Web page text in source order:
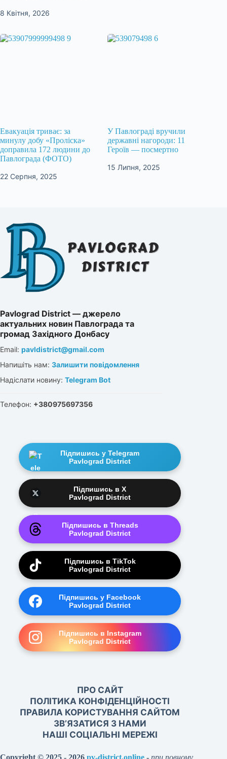
8 Квітня, 2026
Евакуація триває: за
минулу добу «Проліска»
доправила 172 людини до
Павлограда (ФОТО)
22 Серпня, 2025
У Павлограді вручили
державні нагороди: 11
Героїв — посмертно
15 Липня, 2025
Pavlograd District — джерело
актуальних новин Павлограда та
громад Західного Донбасу
Email: pavldistrict@gmail.com
Напишіть нам: Залишити повідомлення
Надіслати новину: Telegram Bot
Телефон: +380975697356
Підпишись у Telegram
Pavlograd District
Підпишись в X
Pavlograd District
Підпишись в Threads
Pavlograd District
Підпишись в TikTok
Pavlograd District
Підпишись у Facebook
Pavlograd District
Підпишись в Instagram
Pavlograd District
ПРО САЙТ
ПОЛІТИКА КОНФІДЕНЦІЙНОСТІ
ПРАВИЛА КОРИСТУВАННЯ САЙТОМ
ЗВ’ЯЗАТИСЯ З НАМИ
НАШІ СОЦІАЛЬНІ МЕРЕЖІ
Copyright © 2025 - 2026 pv-district.online - при повному